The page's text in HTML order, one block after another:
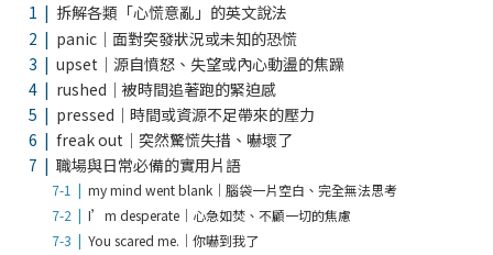
拆解各類「心慌意亂」的英文說法
panic｜面對突發狀況或未知的恐慌
upset｜源自憤怒、失望或內心動盪的焦躁
rushed｜被時間追著跑的緊迫感
pressed｜時間或資源不足帶來的壓力
freak out｜突然驚慌失措、嚇壞了
職場與日常必備的實用片語
my mind went blank｜腦袋一片空白、完全無法思考
I’m desperate｜心急如焚、不顧一切的焦慮
You scared me.｜你嚇到我了